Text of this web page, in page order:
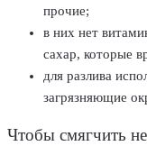
прочие;
в них нет
сахар, которые
для разлива
загрязняющие
Чтобы смягчить